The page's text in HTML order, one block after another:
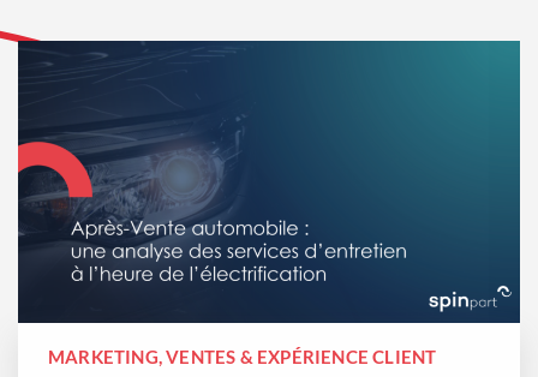
MARKETING, VENTES & EXPÉRIENCE CLIENT